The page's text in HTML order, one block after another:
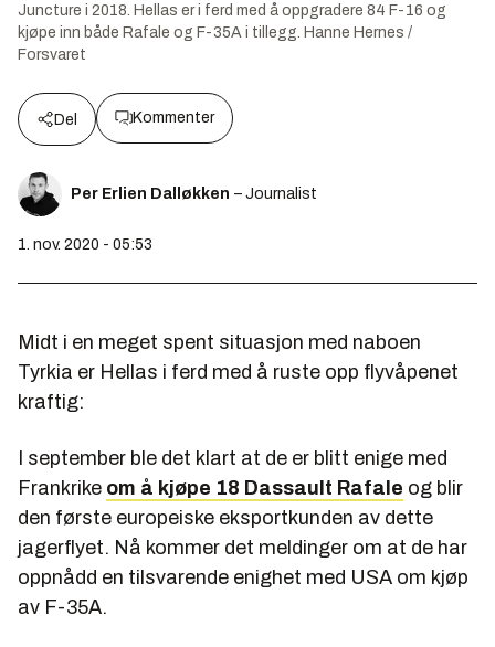
Juncture i 2018. Hellas er i ferd med å oppgradere 84 F-16 og
kjøpe inn både Rafale og F-35A i tillegg. Hanne Hernes /
Forsvaret
Del Kommenter
Per Erlien Dalløkken – Journalist
1. nov. 2020 - 05:53
Midt i en meget spent situasjon med naboen
Tyrkia er Hellas i ferd med å ruste opp flyvåpenet
kraftig:
I september ble det klart at de er blitt enige med
Frankrike om å kjøpe 18 Dassault Rafale og blir
den første europeiske eksportkunden av dette
jagerflyet. Nå kommer det meldinger om at de har
oppnådd en tilsvarende enighet med USA om kjøp
av F-35A.